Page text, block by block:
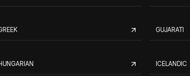
GUJARATI
ICELANDIC